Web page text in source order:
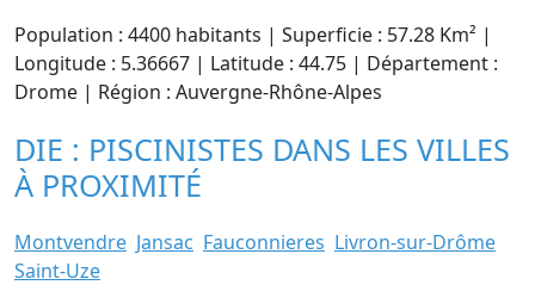
Population : 4400 habitants | Superficie : 57.28 Km² |
Longitude : 5.36667 | Latitude : 44.75 | Département :
Drome | Région : Auvergne-Rhône-Alpes
DIE : PISCINISTES DANS LES VILLES
À PROXIMITÉ
Montvendre Jansac Fauconnieres Livron-sur-Drôme
Saint-Uze